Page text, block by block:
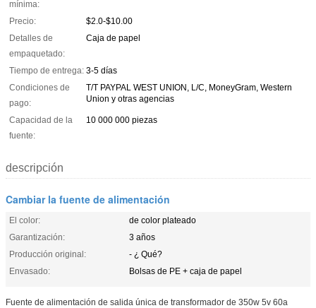
mínima:
Precio:
$2.0-$10.00
Detalles de
empaquetado:
Caja de papel
Tiempo de entrega: 3-5 días
Condiciones de
pago:
T/T PAYPAL WEST UNION, L/C, MoneyGram, Western
Union y otras agencias
Capacidad de la
fuente:
10 000 000 piezas
descripción
Cambiar la fuente de alimentación
El color:
de color plateado
Garantización:
3 años
Producción original:
- ¿ Qué?
Envasado:
Bolsas de PE + caja de papel
Fuente de alimentación de salida única de transformador de 350w 5v 60a